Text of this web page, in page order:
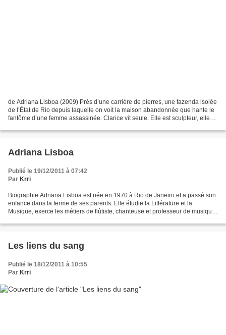
de Adriana Lisboa (2009) Près d’une carrière de pierres, une fazenda isolée
de l’État de Rio depuis laquelle on voit la maison abandonnée que hante le
fantôme d’une femme assassinée. Clarice vit seule. Elle est sculpteur, elle
Adriana Lisboa
Publié le 19/12/2011 à 07:42
Par Krri
Biographie Adriana Lisboa est née en 1970 à Rio de Janeiro et a passé son
enfance dans la ferme de ses parents. Elle étudie la Littérature et la
Musique, exerce les métiers de flûtiste, chanteuse et professeur de musique,
Les liens du sang
Publié le 18/12/2011 à 10:55
Par Krri